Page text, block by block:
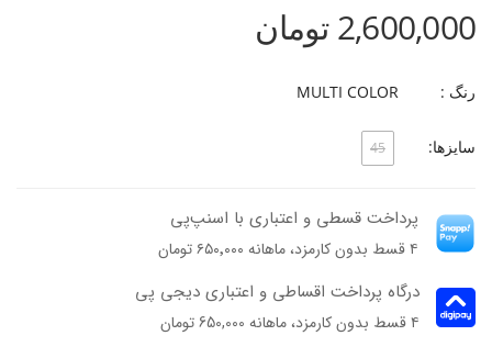
2,600,000 تومان
رنگ : MULTI COLOR
سایزها: 45
پرداخت قسطی و اعتباری با اسنپ‌پی
۴ قسط بدون کارمزد، ماهانه ۶۵۰٬۰۰۰ تومان
درگاه پرداخت اقساطی و اعتباری دیجی پی
۴ قسط بدون کارمزد، ماهانه 650,000 تومان